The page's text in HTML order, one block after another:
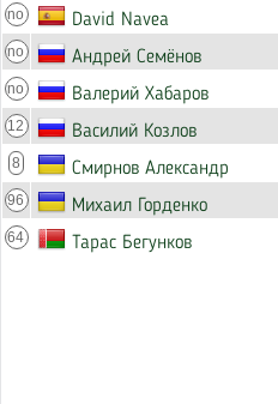
no David Navea
no Андрей Семёнов
no Валерий Хабаров
12 Василий Козлов
8 Смирнов Александр
96 Михаил Горденко
64 Тарас Бегунков